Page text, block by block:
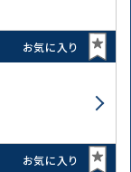
お気に入り
お気に入り